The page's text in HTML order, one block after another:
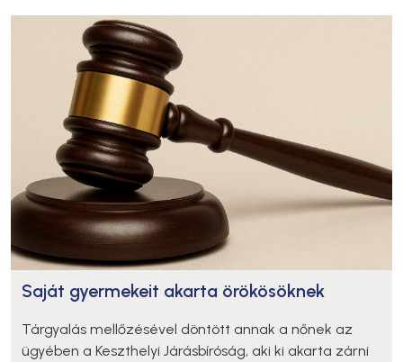
Saját gyermekeit akarta örökösöknek
Tárgyalás mellőzésével döntött annak a nőnek az
ügyében a Keszthelyi Járásbíróság, aki ki akarta zárni